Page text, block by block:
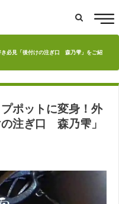
き必見「後付けの注ぎ口 森乃雫」をご紹
ポットに変身！外
注ぎ口 森乃雫」